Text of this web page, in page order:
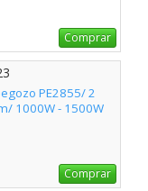
Comprar
PE2855/ 2
1000W - 1500W
Comprar